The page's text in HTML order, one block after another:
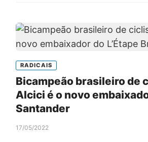
RADICAIS
Bicampeão brasileiro de
Alcici é o novo
Santander
17/05/2022